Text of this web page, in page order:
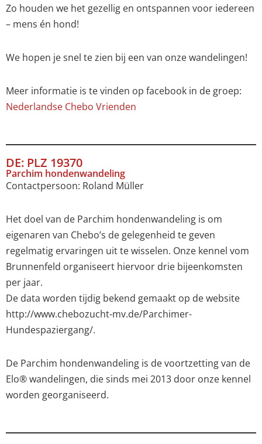
Zo houden we het gezellig en ontspannen voor iedereen
– mens én hond!
We hopen je snel te zien bij een van onze wandelingen!
Meer informatie is te vinden op facebook in de groep:
Nederlandse Chebo Vrienden
DE: PLZ 19370
Parchim hondenwandeling
Contactpersoon: Roland Müller
Het doel van de Parchim hondenwandeling is om
eigenaren van Chebo’s de gelegenheid te geven
regelmatig ervaringen uit te wisselen. Onze kennel vom
Brunnenfeld organiseert hiervoor drie bijeenkomsten
per jaar.
De data worden tijdig bekend gemaakt op de website
http://www.chebozucht-mv.de/Parchimer-
Hundespaziergang/.
De Parchim hondenwandeling is de voortzetting van de
Elo® wandelingen, die sinds mei 2013 door onze kennel
worden georganiseerd.